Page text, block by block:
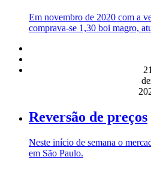
Em novembro de 2020 com a
comprava-se 1,30 boi magro,
21
Reversão de preços
Neste início de semana o
em São Paulo.